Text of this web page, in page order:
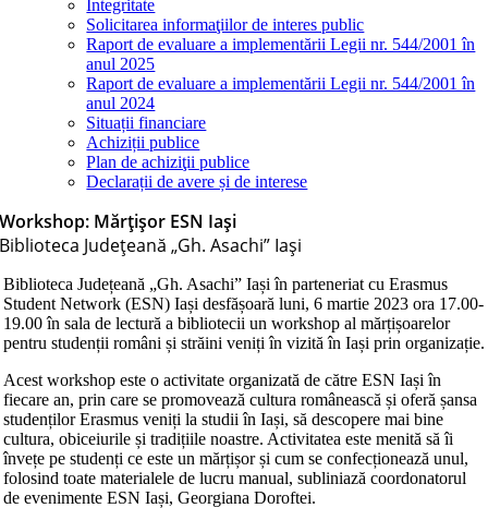
Integritate
Solicitarea informaţiilor de interes public
Raport de evaluare a implementării Legii nr. 544/2001 în
anul 2025
Raport de evaluare a implementării Legii nr. 544/2001 în
anul 2024
Situații financiare
Achiziții publice
Plan de achiziţii publice
Declarații de avere și de interese
Workshop: Mărțișor ESN Iași
Biblioteca Judeţeană „Gh. Asachi” Iaşi
Biblioteca Județeană „Gh. Asachi” Iași în parteneriat cu Erasmus
Student Network (ESN) Iași desfășoară luni, 6 martie 2023 ora 17.00-
19.00 în sala de lectură a bibliotecii un workshop al mărțișoarelor
pentru studenții români și străini veniți în vizită în Iași prin organizație.
Acest workshop este o activitate organizată de către ESN Iași în
fiecare an, prin care se promovează cultura românească și oferă șansa
studenților Erasmus veniți la studii în Iași, să descopere mai bine
cultura, obiceiurile și tradițiile noastre. Activitatea este menită să îi
învețe pe studenți ce este un mărțișor și cum se confecționează unul,
folosind toate materialele de lucru manual, subliniază coordonatorul
de evenimente ESN Iași, Georgiana Doroftei.